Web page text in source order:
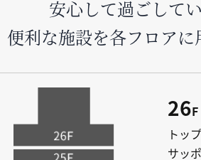
安心して過ごして
便利な施設を各フロアに
26F
トッ
サッ